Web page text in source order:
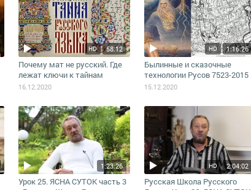
58:12
HD
Почему мат не русский. Где
лежат ключи к тайнам
русского языка
16.12.2020
1:16:26
HD
Былинные и сказочные
технологии Русов 7523-2015
15.12.2020
1:23:26
Урок 25. ЯСНА СУТОК часть 3
2:04:02
HD
Русская Школа Русского